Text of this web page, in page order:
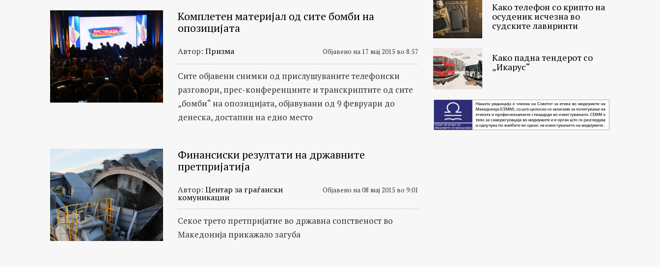
на
проверени
факти.
Комплетен материјал од сите бомби на
опозицијата
Автор: Призма Објавено на 17 мај 2015 во 8:57
Сите објавени снимки од прислушуваните телефонски
разговори, прес-конференциите и транскриптите од сите
„бомби“ на опозицијата, објавувани од 9 февруари до
денеска, достапни на едно место
Финансиски резултати на државните
претпријатија
Автор: Центар за граѓански
комуникации
Објавено на 08 мај 2015 во 9:01
Секое трето претпријатие во државна сопственост во
Македонија прикажало загуба
Како телефон со крипто на
осуденик исчезна во
судските лавиринти
Како падна тендерот со
„Икарус“